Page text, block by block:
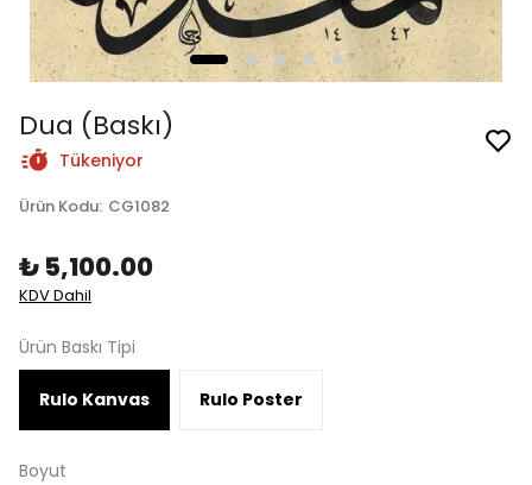
Dua (Baskı)
Tükeniyor
Ürün Kodu: CG1082
₺ 5,100.00
KDV Dahil
Ürün Baskı Tipi
Rulo Kanvas Rulo Poster
Boyut